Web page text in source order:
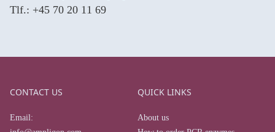
Tlf.: +45 70 20 11 69
CONTACT US
Email:
QUICK LINKS
About us